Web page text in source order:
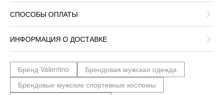
СПОСОБЫ ОПЛАТЫ
ИНФОРМАЦИЯ О ДОСТАВКЕ
Бренд Valentino
Брендовая мужская одежда
Брендовые мужские спортивные костюмы